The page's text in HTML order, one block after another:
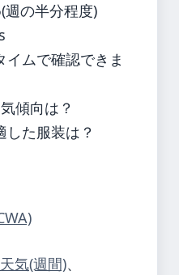
週の半分程度)
ムで確認できま
傾向は？
した服装は？
天気(週間)、